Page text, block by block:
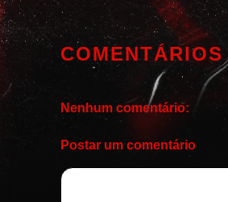
COMENTÁRIOS
Nenhum comentário:
Postar um comentário